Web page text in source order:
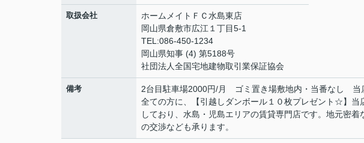
取扱会社
ホームメイトＦＣ水島東店
岡山県倉敷市広江１丁目5-1
TEL:086-450-1234
岡山県知事 (4) 第5188号
社団法人全国宅地建物取引業保証協会
備考
2台目駐車場2000円/月 ゴミ置き場敷地内・当番なし 当
全ての方に、【引越しダンボール１０枚プレゼント☆】
しており、水島・児島エリアの賃貸専門店です。地元密
の交渉なども承ります。